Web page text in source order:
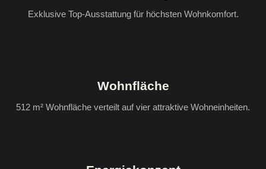
Exklusive Top-Ausstattung für höchsten Wohnkomfort.
Wohnfläche
512 m² Wohnfläche verteilt auf vier attraktive Wohneinheiten.